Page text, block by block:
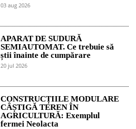
03 aug 2026
APARAT DE SUDURĂ
SEMIAUTOMAT. Ce trebuie să
știi înainte de cumpărare
20 jul 2026
CONSTRUCȚIILE MODULARE
CÂȘTIGĂ TEREN ÎN
AGRICULTURĂ: Exemplul
fermei Neolacta